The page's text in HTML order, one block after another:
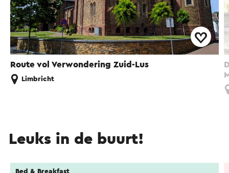
Route vol Verwondering Zuid-Lus
Limbricht
Leuks in de buurt!